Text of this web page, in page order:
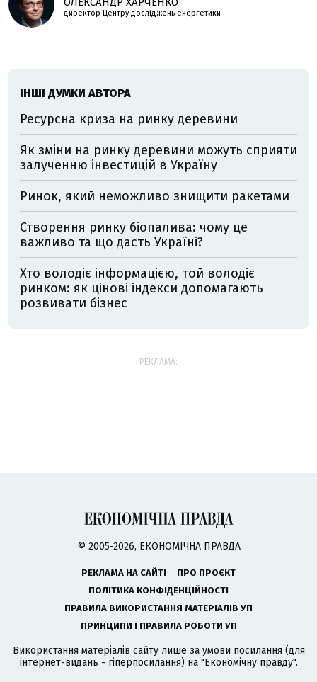
директор Центру досліджень енергетики
ІНШІ ДУМКИ АВТОРА
Ресурсна криза на ринку деревини
Як зміни на ринку деревини можуть сприяти
залученню інвестицій в Україну
Ринок, який неможливо знищити ракетами
Створення ринку біопалива: чому це
важливо та що дасть Україні?
Хто володіє інформацією, той володіє
ринком: як цінові індекси допомагають
розвивати бізнес
РЕКЛАМА:
© 2005-2026, ЕКОНОМІЧНА ПРАВДА
РЕКЛАМА НА САЙТІ
ПРО ПРОЄКТ
ПОЛІТИКА КОНФІДЕНЦІЙНОСТІ
ПРАВИЛА ВИКОРИСТАННЯ МАТЕРІАЛІВ УП
ПРИНЦИПИ І ПРАВИЛА РОБОТИ УП
Використання матеріалів сайту лише за умови посилання (для
інтернет-видань - гіперпосилання) на "Економічну правду".